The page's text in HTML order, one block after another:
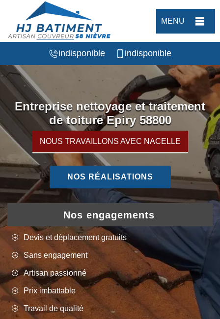
MENU
indisponible indisponible
Entreprise nettoyage et traitement
de toiture Epiry 58800
NOUS TRAVAILLONS AVEC NACELLE
NOS RÉALISATIONS
Nos engagements
Devis et déplacement gratuits
Sans engagement
Artisan passionné
Prix imbattable
Travail de qualité